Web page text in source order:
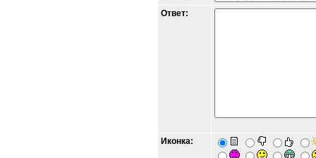
Ответ:
Иконка: